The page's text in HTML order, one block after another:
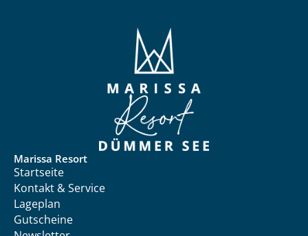
Marissa Resort
Startseite
Kontakt & Service
Lageplan
Gutscheine